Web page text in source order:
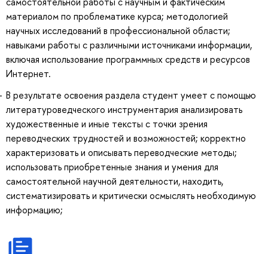
материалом по проблематике курса; методологией
научных исследований в профессиональной области;
навыками работы с различными источниками информации,
включая использование программных средств и ресурсов
Интернет.
В результате освоения раздела студент умеет с помощью
литературоведческого инструментария анализировать
художественные и иные тексты с точки зрения
переводческих трудностей и возможностей; корректно
характеризовать и описывать переводческие методы;
использовать приобретенные знания и умения для
самостоятельной научной деятельности, находить,
систематизировать и критически осмыслять необходимую
информацию;